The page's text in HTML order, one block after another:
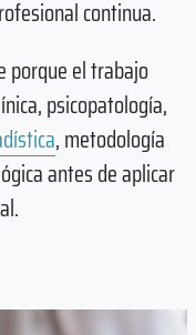
continua.
porque el trabajo
psicopatología,
, metodología
antes de aplicar